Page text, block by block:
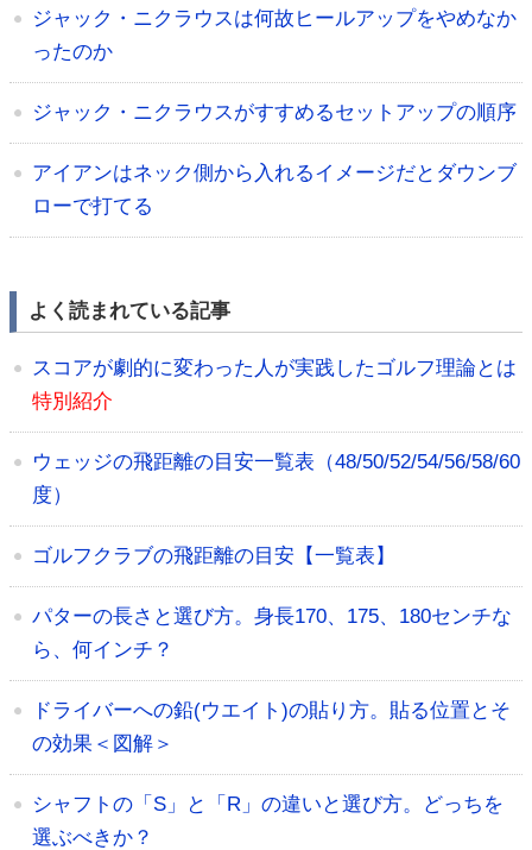
ジャック・ニクラウスは何故ヒールアップをやめなか
ったのか
ジャック・ニクラウスがすすめるセットアップの順序
アイアンはネック側から入れるイメージだとダウンブ
ローで打てる
よく読まれている記事
スコアが劇的に変わった人が実践したゴルフ理論とは
特別紹介
ウェッジの飛距離の目安一覧表（48/50/52/54/56/58/60
度）
ゴルフクラブの飛距離の目安【一覧表】
パターの長さと選び方。身長170、175、180センチな
ら、何インチ？
ドライバーへの鉛(ウエイト)の貼り方。貼る位置とそ
の効果＜図解＞
シャフトの「S」と「R」の違いと選び方。どっちを
選ぶべきか？